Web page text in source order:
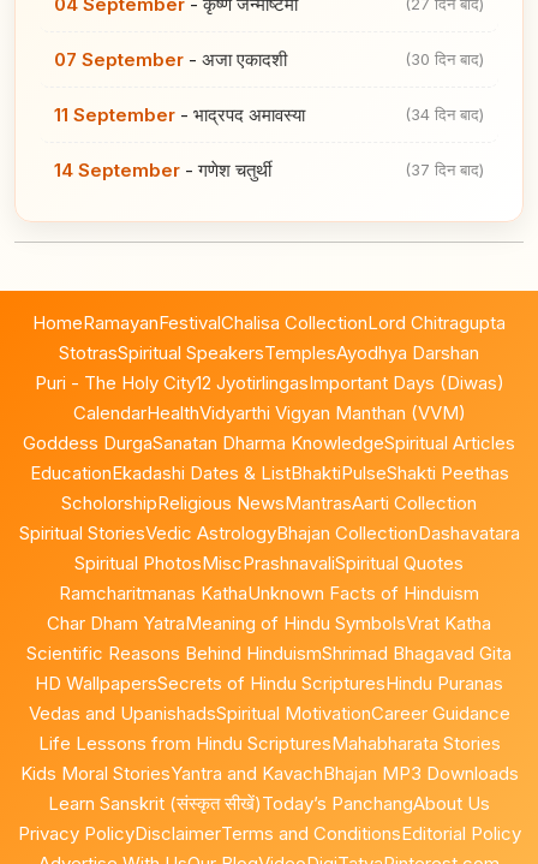
07 September - अजा एकादशी (30 दिन बाद)
11 September - भाद्रपद अमावस्या (34 दिन बाद)
14 September -गणेश चतुर्थी (37 दिन बाद)
HomeRamayanFestivalChalisa CollectionLord Chitragupta
StotrasSpiritual SpeakersTemplesAyodhya Darshan
Puri - The Holy City12 JyotirlingasImportant Days (Diwas)
CalendarHealthVidyarthi Vigyan Manthan (VVM)
Goddess DurgaSanatan Dharma KnowledgeSpiritual Articles
EducationEkadashi Dates & ListBhaktiPulseShakti Peethas
ScholorshipReligious NewsMantrasAarti Collection
Spiritual StoriesVedic AstrologyBhajan CollectionDashavatara
Spiritual PhotosMiscPrashnavaliSpiritual Quotes
Ramcharitmanas KathaUnknown Facts of Hinduism
Char Dham YatraMeaning of Hindu SymbolsVrat Katha
Scientific Reasons Behind HinduismShrimad Bhagavad Gita
HD WallpapersSecrets of Hindu ScripturesHindu Puranas
Vedas and UpanishadsSpiritual MotivationCareer Guidance
Life Lessons from Hindu ScripturesMahabharata Stories
Kids Moral StoriesYantra and KavachBhajan MP3 Downloads
Learn Sanskrit (संस्कृत सीखें)Today’s PanchangAbout Us
Privacy PolicyDisclaimerTerms and ConditionsEditorial Policy